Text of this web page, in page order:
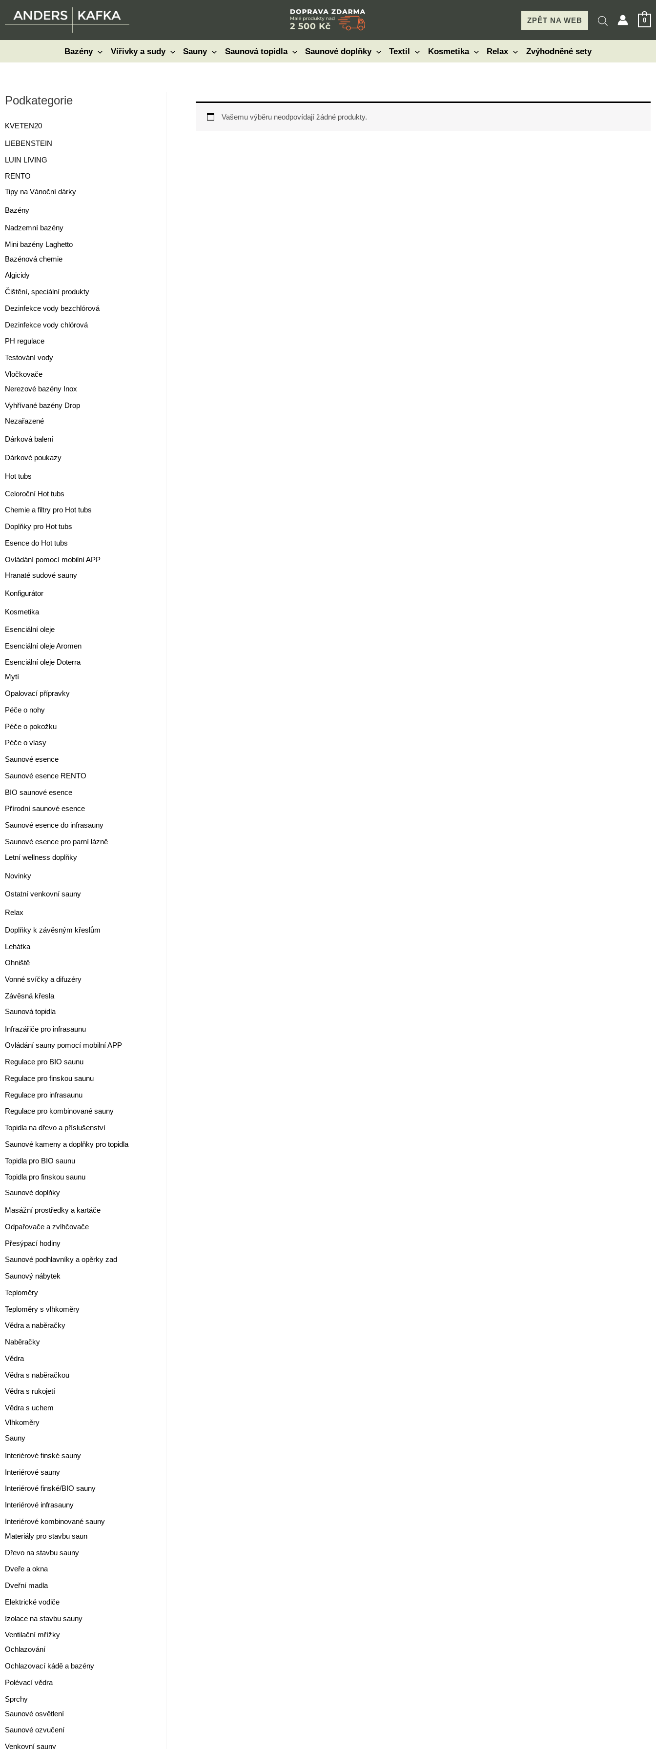
ZPĚT NA WEB 0
Bazény Vířivky a sudy Sauny Saunová topidla Saunové doplňky Textil Kosmetika Relax Zvýhodněné sety
Podkategorie
KVETEN20
LIEBENSTEIN
LUIN LIVING
RENTO
Tipy na Vánoční dárky
Bazény
Nadzemní bazény
Mini bazény Laghetto
Bazénová chemie
Algicidy
Čištění, speciální produkty
Dezinfekce vody bezchlórová
Dezinfekce vody chlórová
PH regulace
Testování vody
Vločkovače
Nerezové bazény Inox
Vyhřívané bazény Drop
Nezařazené
Dárková balení
Dárkové poukazy
Hot tubs
Celoroční Hot tubs
Chemie a filtry pro Hot tubs
Doplňky pro Hot tubs
Esence do Hot tubs
Ovládání pomocí mobilní APP
Hranaté sudové sauny
Konfigurátor
Kosmetika
Esenciální oleje
Esenciální oleje Aromen
Esenciální oleje Doterra
Mytí
Opalovací přípravky
Péče o nohy
Péče o pokožku
Péče o vlasy
Saunové esence
Saunové esence RENTO
BIO saunové esence
Přírodní saunové esence
Saunové esence do infrasauny
Saunové esence pro parní lázně
Letní wellness doplňky
Novinky
Ostatní venkovní sauny
Relax
Doplňky k závěsným křeslům
Lehátka
Ohniště
Vonné svíčky a difuzéry
Závěsná křesla
Saunová topidla
Infrazářiče pro infrasaunu
Ovládání sauny pomocí mobilní APP
Regulace pro BIO saunu
Regulace pro finskou saunu
Regulace pro infrasaunu
Regulace pro kombinované sauny
Topidla na dřevo a příslušenství
Saunové kameny a doplňky pro topidla
Topidla pro BIO saunu
Topidla pro finskou saunu
Saunové doplňky
Masážní prostředky a kartáče
Odpařovače a zvlhčovače
Přesýpací hodiny
Saunové podhlavníky a opěrky zad
Saunový nábytek
Teploměry
Teploměry s vlhkoměry
Vědra a naběračky
Naběračky
Vědra
Vědra s naběračkou
Vědra s rukojetí
Vědra s uchem
Vlhkoměry
Sauny
Interiérové finské sauny
Interiérové sauny
Interiérové finské/BIO sauny
Interiérové infrasauny
Interiérové kombinované sauny
Materiály pro stavbu saun
Dřevo na stavbu sauny
Dveře a okna
Dveřní madla
Elektrické vodiče
Izolace na stavbu sauny
Ventilační mřížky
Ochlazování
Ochlazovací kádě a bazény
Polévací vědra
Sprchy
Saunové osvětlení
Saunové ozvučení
Venkovní sauny
Vašemu výběru neodpovídají žádné produkty.